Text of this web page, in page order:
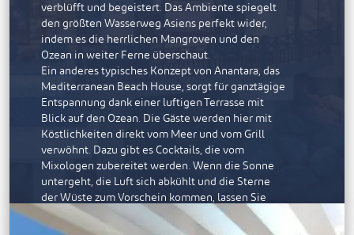
verblüfft und begeistert. Das Ambiente spiegelt
den größten Wasserweg Asiens perfekt wider,
indem es die herrlichen Mangroven und den
Ozean in weiter Ferne überschaut.
Ein anderes typisches Konzept von Anantara, das
Mediterranean Beach House, sorgt für ganztägige
Entspannung dank einer luftigen Terrasse mit
Blick auf den Ozean. Die Gäste werden hier mit
Köstlichkeiten direkt vom Meer und vom Grill
verwöhnt. Dazu gibt es Cocktails, die vom
Mixologen zubereitet werden. Wenn die Sonne
untergeht, die Luft sich abkühlt und die Sterne
der Wüste zum Vorschein kommen, lassen Sie
den Abend bei DJ-Beats und einer Shisha
gemütlich ausklingen.